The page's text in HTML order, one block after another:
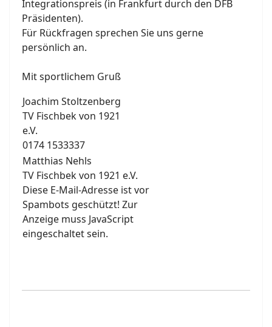
Integrationspreis (in Frankfurt durch den DFB
Präsidenten).
Für Rückfragen sprechen Sie uns gerne
persönlich an.
Mit sportlichem Gruß
Joachim Stoltzenberg
TV Fischbek von 1921
e.V.
0174 1533337
Matthias Nehls
TV Fischbek von 1921 e.V.
Diese E-Mail-Adresse ist vor
Spambots geschützt! Zur
Anzeige muss JavaScript
eingeschaltet sein.